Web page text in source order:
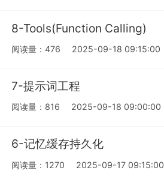
8-Tools​(Function Calling)
阅读量：476 2025-09-18 09:15:00
7-提示词工程
阅读量：816 2025-09-18 09:00:00
6-记忆缓存持久化
阅读量：1270 2025-09-17 09:15:00